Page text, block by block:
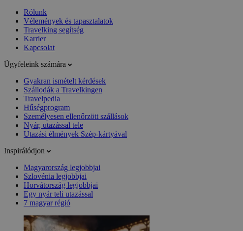
Rólunk
Vélemények és tapasztalatok
Travelking segítség
Karrier
Kapcsolat
Ügyfeleink számára
Gyakran ismételt kérdések
Szállodák a Travelkingen
Travelpedia
Hűségprogram
Személyesen ellenőrzött szállások
Nyár, utazással tele
Utazási élmények Szép-kártyával
Inspirálódjon
Magyarország legjobbjai
Szlovénia legjobbjai
Horvátország legjobbjai
Egy nyár teli utazással
7 magyar régió